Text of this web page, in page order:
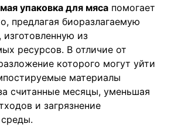
упаковка для мяса помогает
предлагая биоразлагаемую
изготовленную из
ресурсов. В отличие от
которого могут уйти
материалы
считанные месяцы, уменьшая
и загрязнение